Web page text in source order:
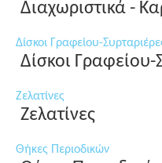
Διαχωριστικά -
Δίσκοι Γραφείου-
Δίσκοι Γραφείου-
Ζελατίνες
Ζελατίνες
Θήκες Περιοδικών